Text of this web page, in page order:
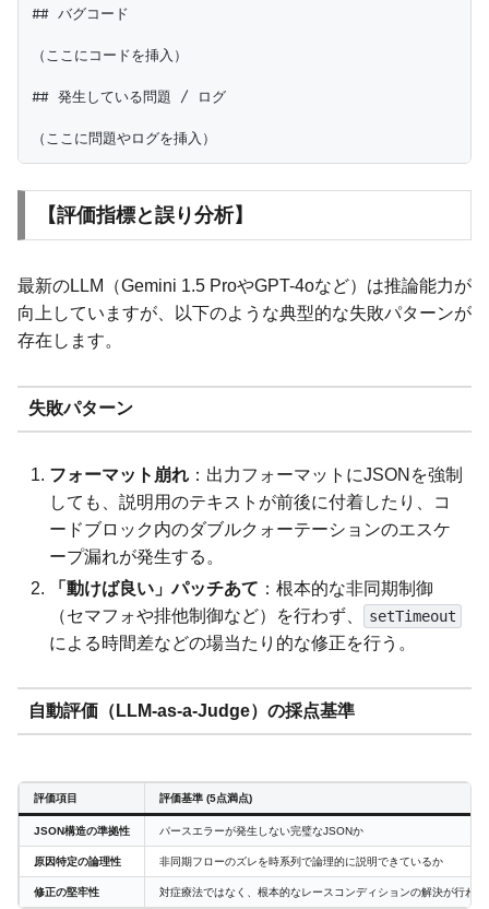
## バグコード
（ここにコードを挿入）
## 発生している問題 / ログ
【評価指標と誤り分析】
最新のLLM（Gemini 1.5 ProやGPT-4oなど）は推論能力が
向上していますが、以下のような典型的な失敗パターンが
存在します。
失敗パターン
フォーマット崩れ ：出力フォーマットにJSONを強制
しても、説明用のテキストが前後に付着したり、コ
ードブロック内のダブルクォーテーションのエスケ
ープ漏れが発生する。
「動けば良い」パッチあて ：根本的な非同期制御
（セマフォや排他制御など）を行わず、
setTimeout
による時間差などの場当たり的な修正を行う。
自動評価（LLM-as-a-Judge）の採点基準
評価項目 評価基準 (5点満点)
JSON構造の準拠性 パースエラーが発生しない完璧なJSONか
原因特定の論理性 非同期フローのズレを時系列で論理的に説明できているか
修正の堅牢性 対症療法ではなく、根本的なレースコンディションの解決が行わ